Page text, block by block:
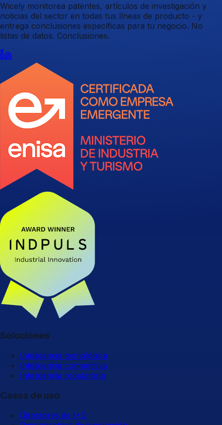
Wicely monitorea patentes, artículos de investigación y
noticias del sector en todas tus líneas de producto - y
entrega conclusiones específicas para tu negocio. No
listas de datos. Conclusiones.
Soluciones
Inteligencia tecnológica
Inteligencia competitiva
Inteligencia regulatoria
Casos de uso
Directores de I+D